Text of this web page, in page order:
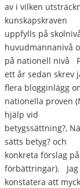
av i vilken
kunskapskraven
uppfylls på
huvudmannanivå
på nationell nivå
ett år sedan skrev
flera blogginlägg
nationella proven
hjälp vid
betygssättning?,
sätts betyg? och
konkreta förslag på
förbättringar). Jag
konstatera att